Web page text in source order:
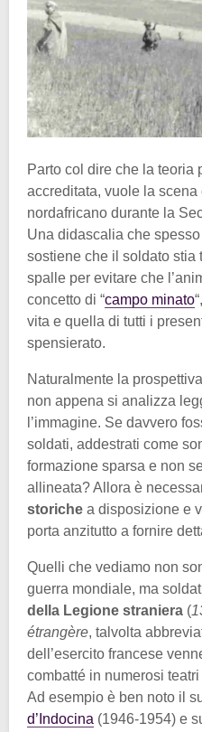
Parto col dire che la teoria
accreditata, vuole la
nordafricano durante la
Una didascalia che
sostiene che il soldato stia
spalle per evitare che
concetto di “campo minato
vita e quella di tutti i
spensierato.
Naturalmente la
non appena si analizza
l’immagine. Se davvero
soldati, addestrati come
formazione sparsa e non
allineata? Allora è
storiche a disposizione e
porta anzitutto a fornire
Quelli che vediamo non
guerra mondiale, ma
della Legione straniera (
étrangère, talvolta
dell’esercito francese
combatté in numerosi
Ad esempio è ben noto il
d’Indocina (1946-1954) e